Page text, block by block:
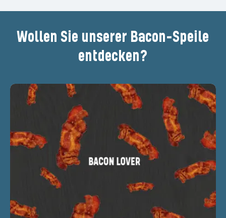
Wollen Sie unserer Bacon-Speile
entdecken?